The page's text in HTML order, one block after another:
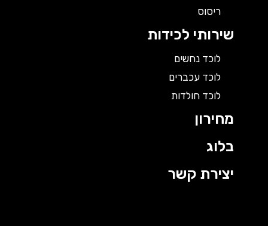
ריסוס
שירותי לכידות
לוכד נחשים
לוכד עכברים
לוכד חולדות
מחירון
בלוג
יצירת קשר